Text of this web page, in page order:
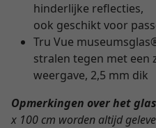
hinderlijke reflecties,
ook geschikt voor
Tru Vue
stralen tegen met een
weergave, 2,5 mm dik
Opmerkingen over het glas
x 100 cm worden altijd